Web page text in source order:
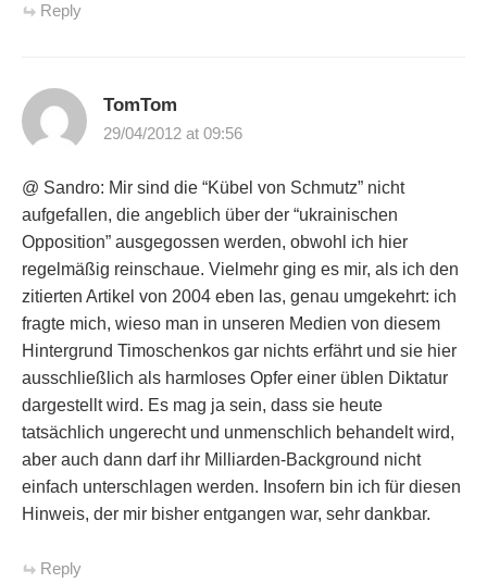
Reply
TomTom
29/04/2012 at 09:56
@ Sandro: Mir sind die “Kübel von Schmutz” nicht
aufgefallen, die angeblich über der “ukrainischen
Opposition” ausgegossen werden, obwohl ich hier
regelmäßig reinschaue. Vielmehr ging es mir, als ich den
zitierten Artikel von 2004 eben las, genau umgekehrt: ich
fragte mich, wieso man in unseren Medien von diesem
Hintergrund Timoschenkos gar nichts erfährt und sie hier
ausschließlich als harmloses Opfer einer üblen Diktatur
dargestellt wird. Es mag ja sein, dass sie heute
tatsächlich ungerecht und unmenschlich behandelt wird,
aber auch dann darf ihr Milliarden-Background nicht
einfach unterschlagen werden. Insofern bin ich für diesen
Hinweis, der mir bisher entgangen war, sehr dankbar.
Reply